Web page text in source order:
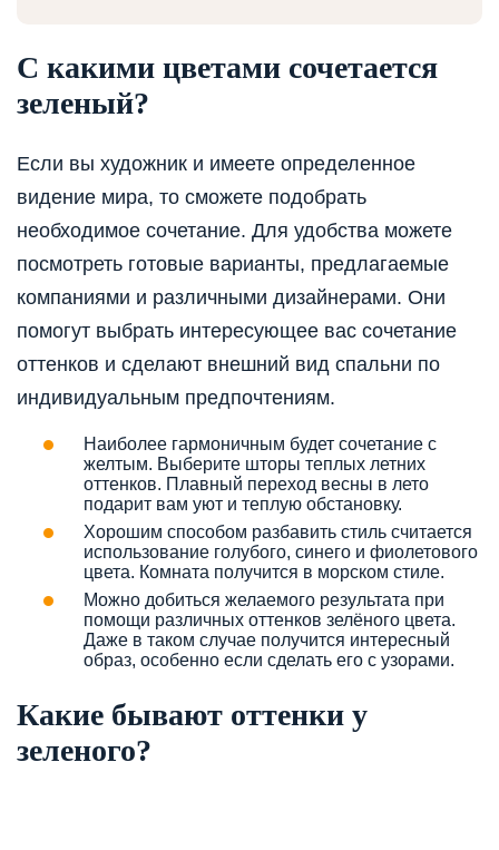
С какими цветами сочетается
зеленый?
Если вы художник и имеете определенное
видение мира, то сможете подобрать
необходимое сочетание. Для удобства можете
посмотреть готовые варианты, предлагаемые
компаниями и различными дизайнерами. Они
помогут выбрать интересующее вас сочетание
оттенков и сделают внешний вид спальни по
индивидуальным предпочтениям.
Наиболее гармоничным будет сочетание с
желтым. Выберите шторы теплых летних
оттенков. Плавный переход весны в лето
подарит вам уют и теплую обстановку.
Хорошим способом разбавить стиль считается
использование голубого, синего и фиолетового
цвета. Комната получится в морском стиле.
Можно добиться желаемого результата при
помощи различных оттенков зелёного цвета.
Даже в таком случае получится интересный
образ, особенно если сделать его с узорами.
Какие бывают оттенки у
зеленого?